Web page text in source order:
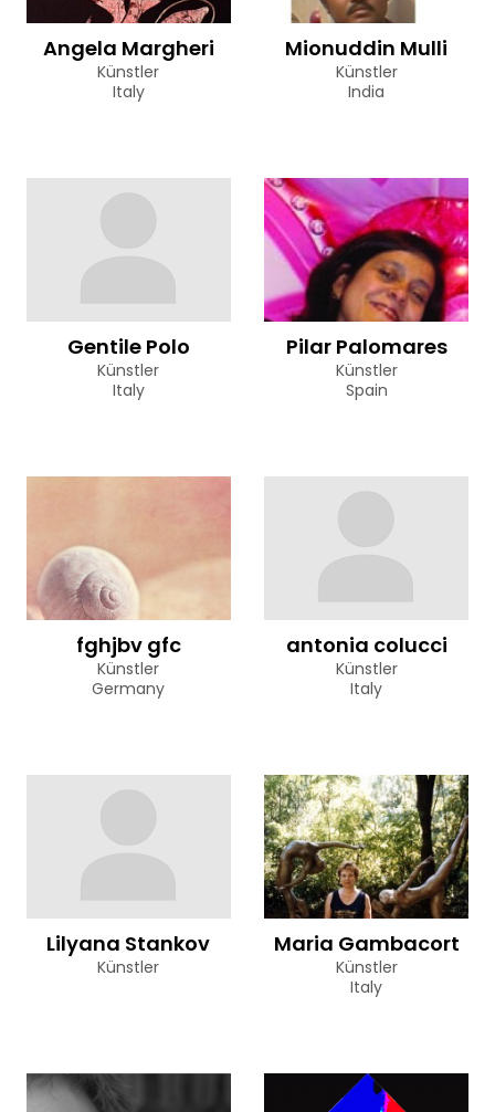
Angela Margheri
Künstler
Italy
Mionuddin Mulli
Künstler
India
Gentile Polo
Künstler
Italy
Pilar Palomares
Künstler
Spain
fghjbv gfc
Künstler
Germany
antonia colucci
Künstler
Italy
Lilyana Stankov
Künstler
Maria Gambacort
Künstler
Italy